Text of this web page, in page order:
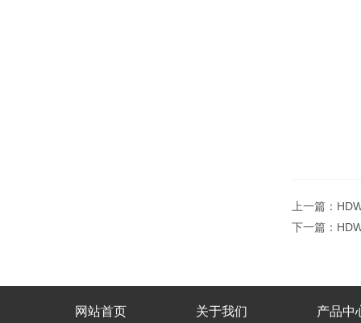
上一篇：
下一篇：
网站首页 关于我们 产品中